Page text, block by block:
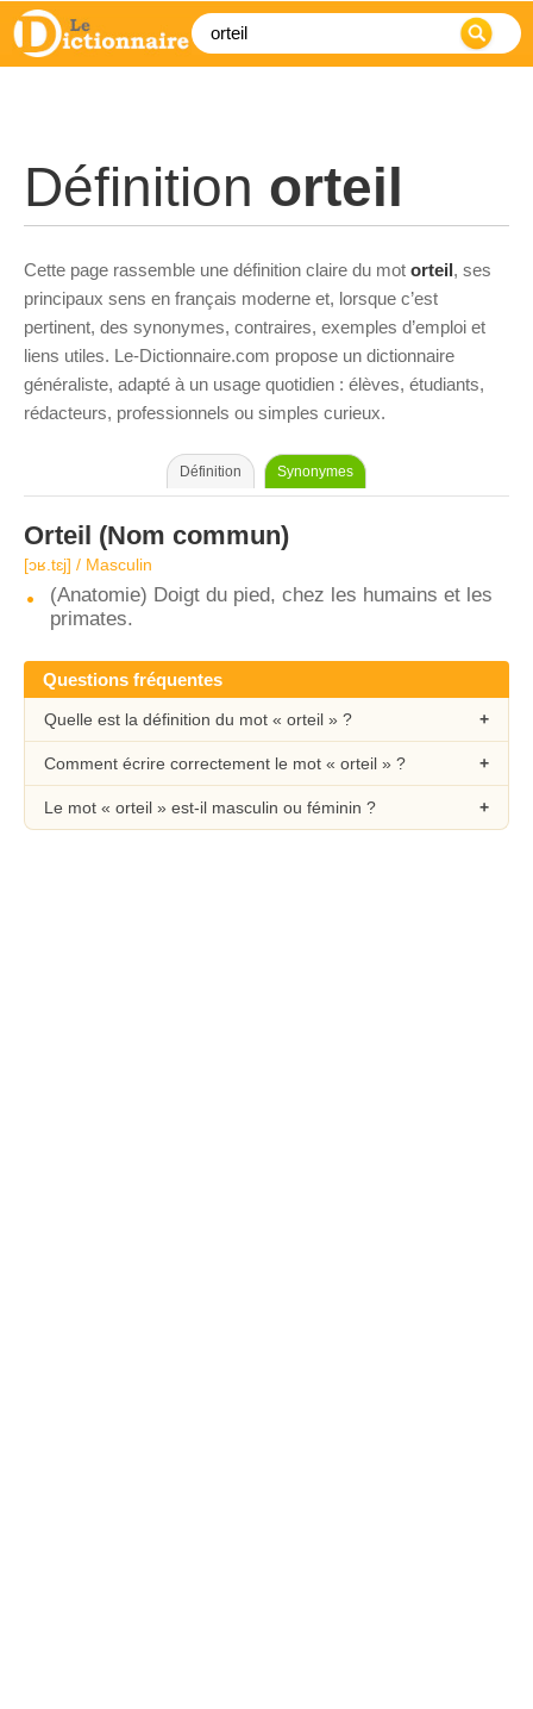
Définition orteil
Cette page rassemble une définition claire du mot orteil, ses
principaux sens en français moderne et, lorsque c’est
pertinent, des synonymes, contraires, exemples d’emploi et
liens utiles. Le-Dictionnaire.com propose un dictionnaire
généraliste, adapté à un usage quotidien : élèves, étudiants,
rédacteurs, professionnels ou simples curieux.
Définition Synonymes
Orteil (Nom commun)
[ɔʁ.tɛj] / Masculin
(Anatomie) Doigt du pied, chez les humains et les
primates.
Questions fréquentes
Quelle est la définition du mot « orteil » ?
Comment écrire correctement le mot « orteil » ?
Le mot « orteil » est-il masculin ou féminin ?